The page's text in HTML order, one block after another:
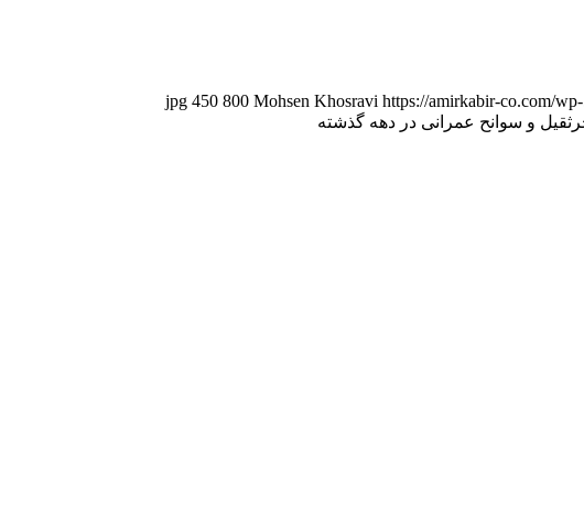
450 800 Mohsen Khosravi https://amirkabir-co.com/wp-